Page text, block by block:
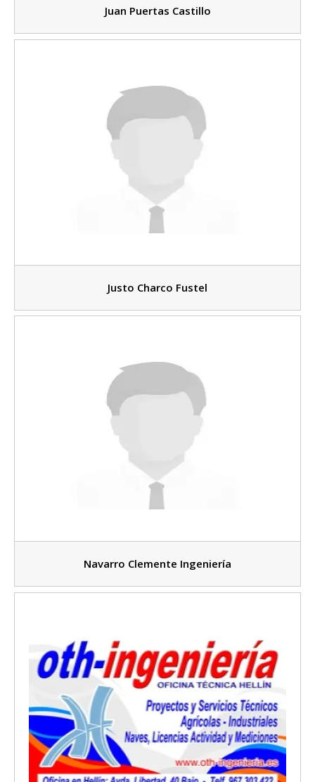
Juan Puertas Castillo
Justo Charco Fustel
Navarro Clemente Ingeniería